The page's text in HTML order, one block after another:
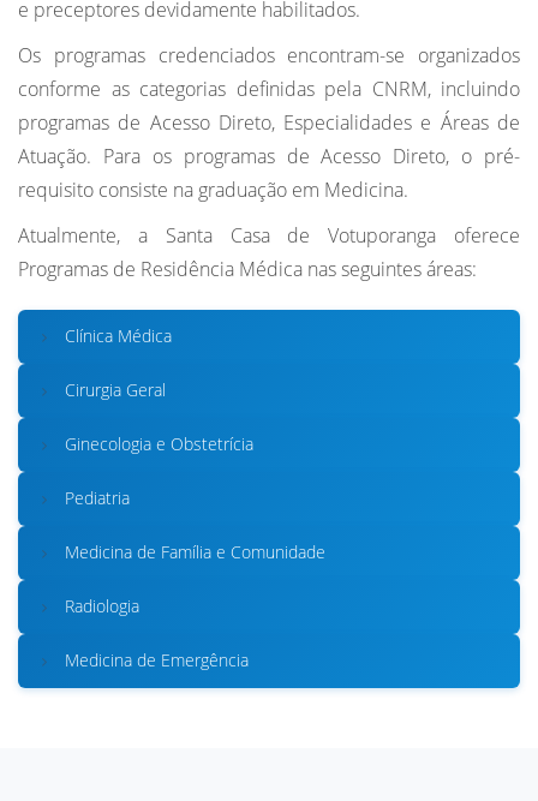
e preceptores devidamente habilitados.
Os programas credenciados encontram-se organizados
conforme as categorias definidas pela CNRM, incluindo
programas de Acesso Direto, Especialidades e Áreas de
Atuação. Para os programas de Acesso Direto, o pré-
requisito consiste na graduação em Medicina.
Atualmente, a Santa Casa de Votuporanga oferece
Programas de Residência Médica nas seguintes áreas:
Clínica Médica
Cirurgia Geral
Ginecologia e Obstetrícia
Pediatria
Medicina de Família e Comunidade
Radiologia
Medicina de Emergência